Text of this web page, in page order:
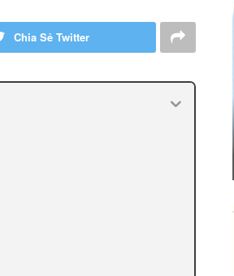
Chia Sẻ Twitter